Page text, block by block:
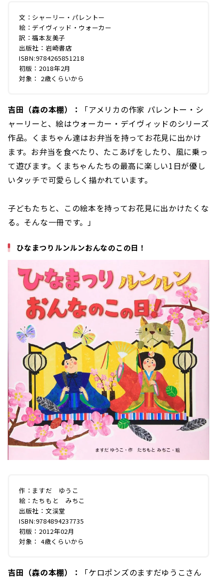
文：シャーリー・パレントー
絵：デイヴィッド・ウォーカー
訳：福本友美子
出版社：岩崎書店
ISBN:9784265851218
初版：2018年2月
対象： 2歳くらいから
吉田（森の本棚）：
「アメリカの作家 パレントー・シ
ャーリーと、絵はウォーカー・デイヴィッドのシリーズ
作品。くまちゃん達はお弁当を持ってお花見に出かけ
ます。お弁当を食べたり、たこあげをしたり、風に乗っ
て遊びます。くまちゃんたちの最高に楽しい1日が優し
いタッチで可愛らしく描かれています。
子どもたちと、この絵本を持ってお花見に出かけたくな
る。そんな一冊です。」
ひなまつりルンルンおんなのこの日！
作：ますだ ゆうこ
絵：たちもと みちこ
出版社：文渓堂
ISBN:9784894237735
初版：2012年02月
対象： 4歳くらいから
吉田（森の本棚）：
「ケロポンズのますだゆうこさん